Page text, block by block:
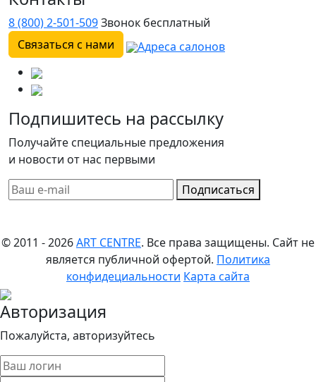
8 (800) 2-501-509Звонок бесплатный
Связаться с нами
Адреса салонов
Подпишитесь на рассылку
Получайте специальные предложения
и новости от нас первыми
Подписаться
© 2011 - 2026ART CENTRE. Все права защищены. Сайт не
является публичной офертой. Политика
конфидециальности Карта сайта
Авторизация
Пожалуйста, авторизуйтесь